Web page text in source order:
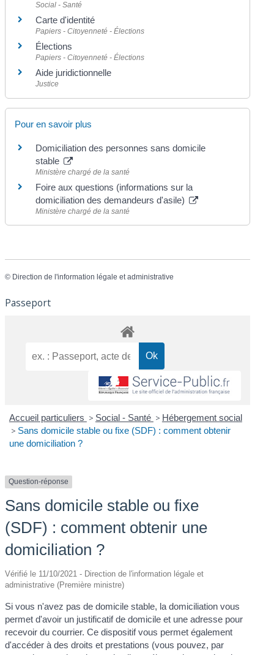
Social - Santé
Carte d'identité
Papiers - Citoyenneté - Élections
Élections
Papiers - Citoyenneté - Élections
Aide juridictionnelle
Justice
Pour en savoir plus
Domiciliation des personnes sans domicile
stable
Ministère chargé de la santé
Foire aux questions (informations sur la
domiciliation des demandeurs d'asile)
Ministère chargé de la santé
© Direction de l'information légale et administrative
Passeport
Accueil particuliers > Social - Santé > Hébergement social
> Sans domicile stable ou fixe (SDF) : comment obtenir
une domiciliation ?
Question-réponse
Sans domicile stable ou fixe
(SDF) : comment obtenir une
domiciliation ?
Vérifié le 11/10/2021 - Direction de l'information légale et
administrative (Première ministre)
Si vous n'avez pas de domicile stable, la domiciliation vous
permet d'avoir un justificatif de domicile et une adresse pour
recevoir du courrier. Ce dispositif vous permet également
d'accéder à des droits et prestations (vous pouvez, par